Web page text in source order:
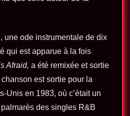
une ode instrumentale de dix
qui est apparue à la fois
Afraid, a été remixée et sortie
est sortie pour la
Unis en 1983, où c’était un
des singles R&B